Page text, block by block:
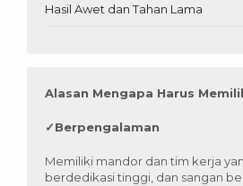
Hasil Awet dan Tahan Lama
Alasan Mengapa Harus
✓Berpengalaman
Memiliki mandor dan tim kerja
berdedikasi tinggi, dan sangan